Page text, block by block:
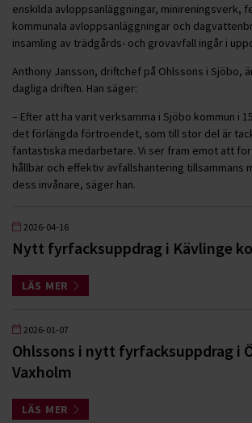
enskilda avloppsanläggningar, minireningsverk,
kommunala avloppsanläggningar och
insamling av trädgårds- och grovavfall ingår i
Anthony Jansson, driftchef på Ohlssons i Sjöbo,
dagliga driften. Han säger:
– Efter att ha varit verksamma i Sjöbo kommun i
det förlängda förtroendet, som till stor del är
fantastiska medarbetare. Vi ser fram emot att
hållbar och effektiv avfallshantering tillsammans
dess invånare, säger han.
2026-04-16
Nytt fyrfacksuppdrag i Kävlinge
LÄS MER
2026-01-07
Ohlssons i nytt fyrfacksuppdrag i
Vaxholm
LÄS MER